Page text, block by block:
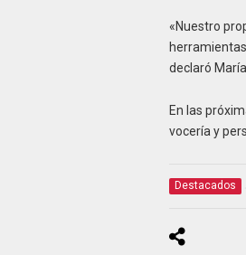
«Nuestro
declaró
En las
vocería y
Destacados